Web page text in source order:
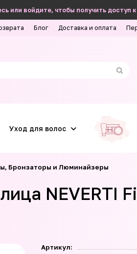
или войдите, чтобы получить доступ
Блог Доставка и оплата
Уход для волос
Бронзаторы и Люминайзеры
NEVERTI
Артикул: